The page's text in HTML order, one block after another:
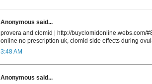
Anonymous said...
provera and clomid | http://buyclomidonline.webs.com/
online no prescription uk, clomid side effects during
3:48 AM
Anonymous said...